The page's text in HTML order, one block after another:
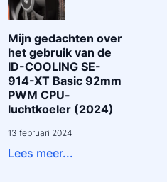
Mijn gedachten over
het gebruik van de
ID-COOLING SE-
914-XT Basic 92mm
PWM CPU-
luchtkoeler (2024)
13 februari 2024
Lees meer...